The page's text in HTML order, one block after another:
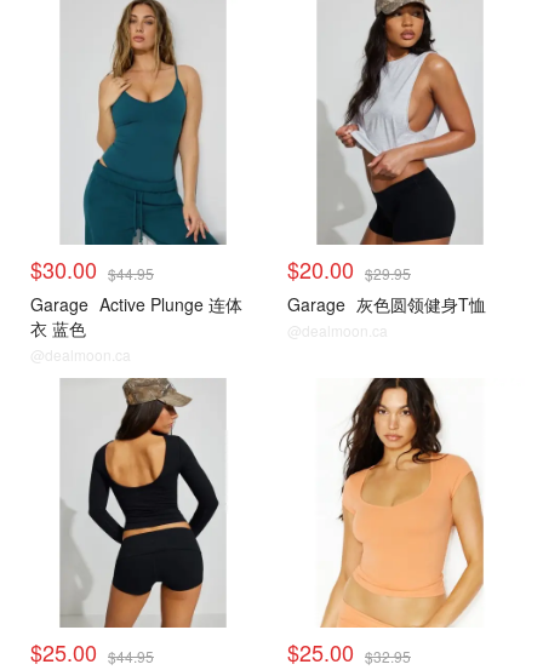
$30.00 $44.95
Garage Active Plunge 连体
衣 蓝色
@dealmoon.ca
$20.00 $29.95
Garage 灰色圆领健身T恤
@dealmoon.ca
$25.00 $44.95
<25刀合集
$25.00 $32.95